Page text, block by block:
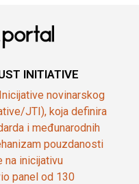
INITIATIVE
novinarskog
JTI), koja definira
i međunarodnih
pouzdanosti
na inicijativu
panel od 130